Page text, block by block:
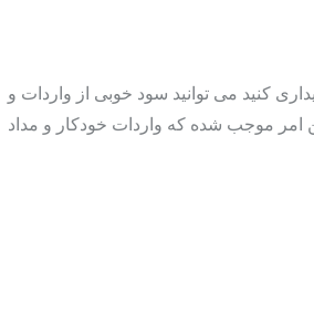
کنید می توانید سود خوبی از واردات و
امر موجب شده که واردات خودکار و مداد